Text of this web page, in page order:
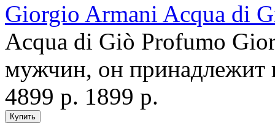
Giorgio Armani Acqua di
Acqua di Giò Profumo
мужчин, он принадлежит
4899 р. 1899 р.